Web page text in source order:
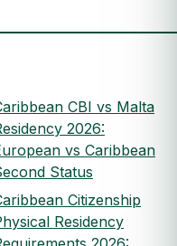
CBI vs Malta
2026:
vs Caribbean
Status
Citizenship
Residency